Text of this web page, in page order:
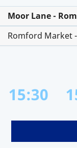
Moor Lane -
Romford Market
15:30